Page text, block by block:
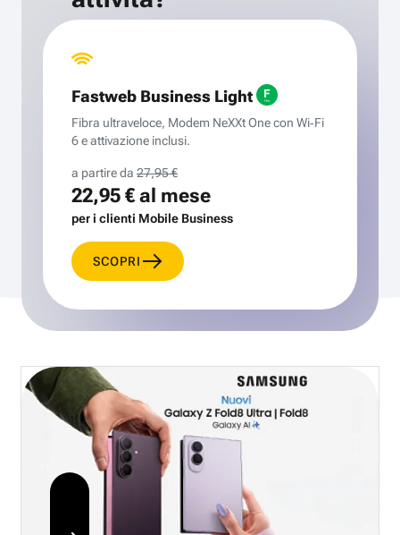
Fastweb Business Light
Fibra ultraveloce, Modem NeXXt One con Wi‑Fi
6 e attivazione inclusi.
a partire da 27,95 €
22,95 €al mese
per i clienti Mobile Business
SCOPRI